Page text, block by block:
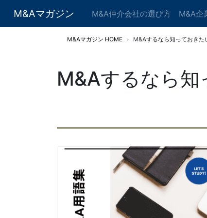
M&Aマガジン M&A仲介会社の選び方 M&A企
M&Aマガジン HOME M&Aするなら知っておきた
M&Aするなら